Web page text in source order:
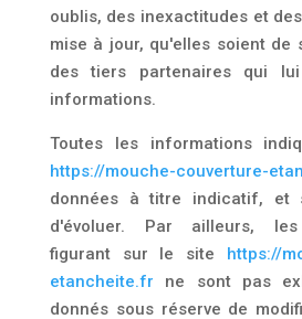
oublis, des inexactitudes et
mise à jour, qu'elles soient
des tiers partenaires qui
informations.
Toutes les informations
https://mouche-couverture-
données à titre indicatif, et
d'évoluer. Par ailleurs, les
figurant sur le site https://
etancheite.fr ne sont pas
donnés sous réserve de